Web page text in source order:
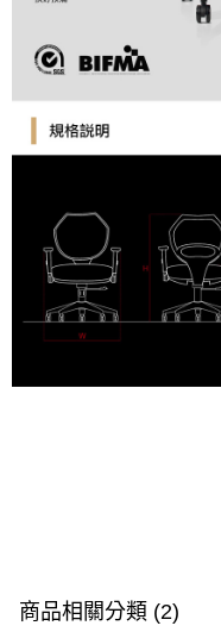
商品相關分類 (2)